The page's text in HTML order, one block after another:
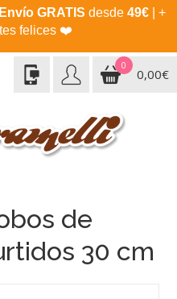
Envío GRATIS desde 49€| +
felices ❤️
0
0,00€
de
30 cm